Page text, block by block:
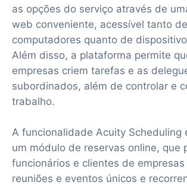
as opções do serviço através de
web conveniente, acessível tanto de
computadores quanto de
Além disso, a plataforma permite
empresas criem tarefas e as
subordinados, além de controlar e
trabalho.
A funcionalidade Acuity Scheduling
um módulo de reservas online, que
funcionários e clientes de
reuniões e eventos únicos e